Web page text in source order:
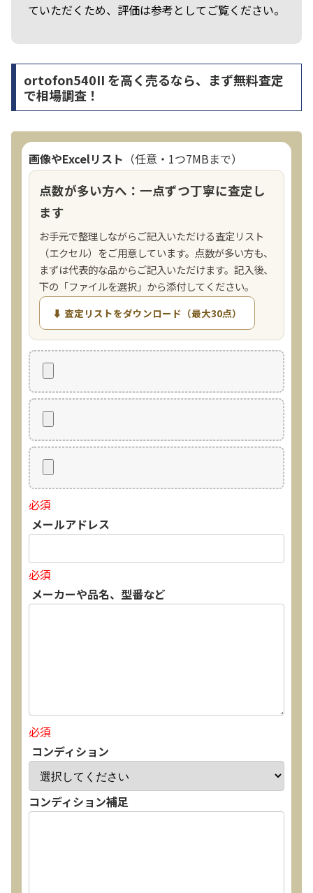
ていただくため、評価は参考としてご覧ください。
ortofon540II を高く売るなら、まず無料査定
で相場調査！
画像やExcelリスト （任意・1つ7MBまで）
点数が多い方へ：一点ずつ丁寧に査定し
ます
お手元で整理しながらご記入いただける査定リスト
（エクセル）をご用意しています。点数が多い方も、
まずは代表的な品からご記入いただけます。記入後、
下の「ファイルを選択」から添付してください。
⬇ 査定リストをダウンロード（最大30点）
必須
メールアドレス
必須
メーカーや品名、型番など
必須
コンディション
コンディション補足